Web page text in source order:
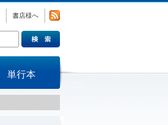
単行本
書店様へ